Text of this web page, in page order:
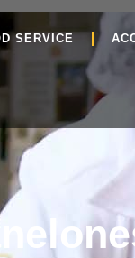
SERVICE